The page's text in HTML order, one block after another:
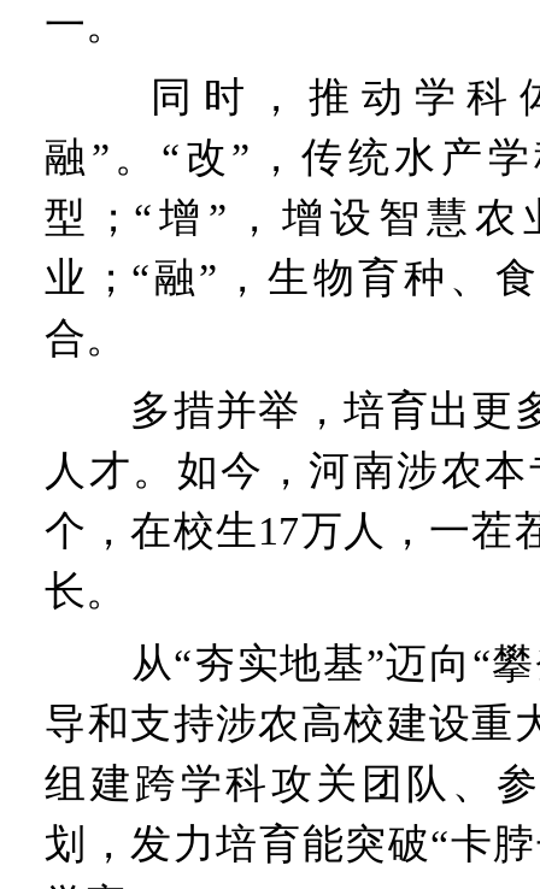
一。
同时，推动学科
融”。“改”，传统水产
型；“增”，增设智慧农
业；“融”，生物育种、
合。
多措并举，培育出更
人才。如今，河南涉农
个，在校生17万人，一茬
长。
从“夯实地基”迈向“攀
导和支持涉农高校建设重
组建跨学科攻关团队、
划，发力培育能突破“卡